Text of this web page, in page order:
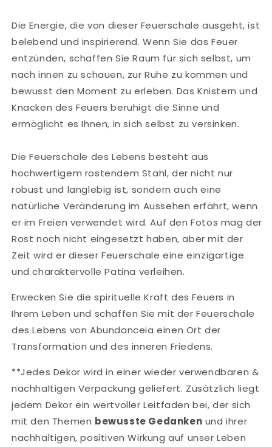
Die Energie, die von dieser Feuerschale ausgeht, ist
belebend und inspirierend. Wenn Sie das Feuer
entzünden, schaffen Sie Raum für sich selbst, um
nach innen zu schauen, zur Ruhe zu kommen und
bewusst den Moment zu erleben. Das Knistern und
Knacken des Feuers beruhigt die Sinne und
ermöglicht es Ihnen, in sich selbst zu versinken.
Die Feuerschale des Lebens besteht aus
hochwertigem rostendem Stahl, der nicht nur
robust und langlebig ist, sondern auch eine
natürliche Veränderung im Aussehen erfährt, wenn
er im Freien verwendet wird. Auf den Fotos mag der
Rost noch nicht eingesetzt haben, aber mit der
Zeit wird er dieser Feuerschale eine einzigartige
und charaktervolle Patina verleihen.
Erwecken Sie die spirituelle Kraft des Feuers in
Ihrem Leben und schaffen Sie mit der Feuerschale
des Lebens von Abundanceia einen Ort der
Transformation und des inneren Friedens.
**Jedes Dekor wird in einer wieder verwendbaren &
nachhaltigen Verpackung geliefert. Zusätzlich liegt
jedem Dekor ein wertvoller Leitfaden bei, der sich
mit den Themen bewusste Gedanken und ihrer
nachhaltigen, positiven Wirkung auf unser Leben